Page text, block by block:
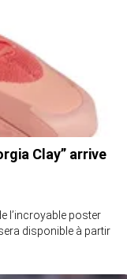
Clay” arrive
l’incroyable poster
disponible à partir